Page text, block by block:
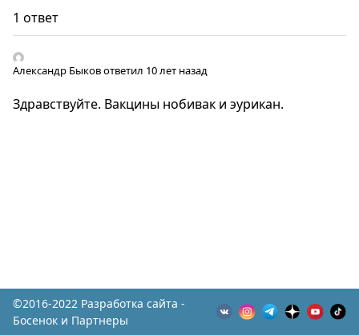
1 ответ
Александр Быковответил 10 лет назад
Здравствуйте. Вакцины нобивак и эурикан.
©2016-2022 Разработка сайта -
Босенок и Партнеры